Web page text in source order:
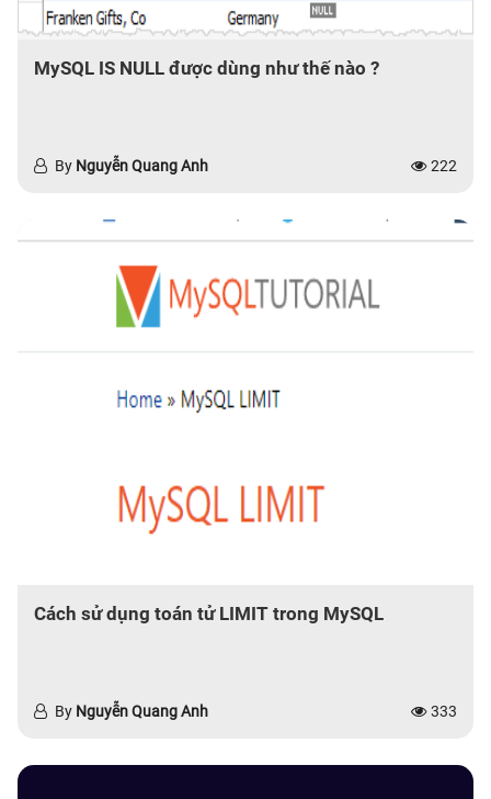
MySQL IS NULL được dùng như thế nào ?
By Nguyễn Quang Anh 222
Cách sử dụng toán tử LIMIT trong MySQL
By Nguyễn Quang Anh 333